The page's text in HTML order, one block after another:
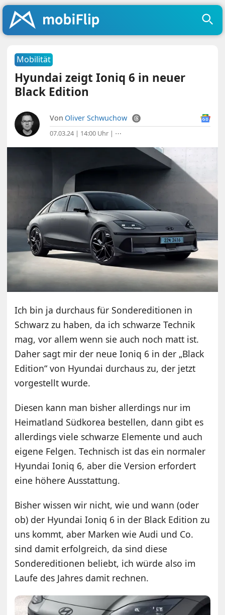
Mobilität
Hyundai zeigt Ioniq 6 in neuer
Black Edition
Von Oliver Schwuchow
07.03.24 | 14:00 Uhr | ⋯
Ich bin ja durchaus für Sondereditionen in
Schwarz zu haben, da ich schwarze Technik
mag, vor allem wenn sie auch noch matt ist.
Daher sagt mir der neue Ioniq 6 in der „Black
Edition“ von Hyundai durchaus zu, der jetzt
vorgestellt wurde.
Diesen kann man bisher allerdings nur im
Heimatland Südkorea bestellen, dann gibt es
allerdings viele schwarze Elemente und auch
eigene Felgen. Technisch ist das ein normaler
Hyundai Ioniq 6, aber die Version erfordert
eine höhere Ausstattung.
Bisher wissen wir nicht, wie und wann (oder
ob) der Hyundai Ioniq 6 in der Black Edition zu
uns kommt, aber Marken wie Audi und Co.
sind damit erfolgreich, da sind diese
Sondereditionen beliebt, ich würde also im
Laufe des Jahres damit rechnen.